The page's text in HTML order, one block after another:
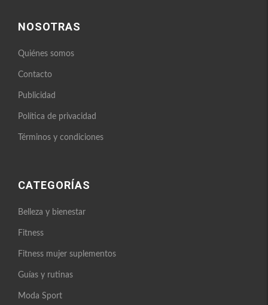
NOSOTRAS
Quiénes somos
Contacto
Publicidad
Política de privacidad
Términos y condiciones
CATEGORÍAS
Belleza y bienestar
Fitness
Fitness mujer suplementos
Guías y rutinas
Moda Sport